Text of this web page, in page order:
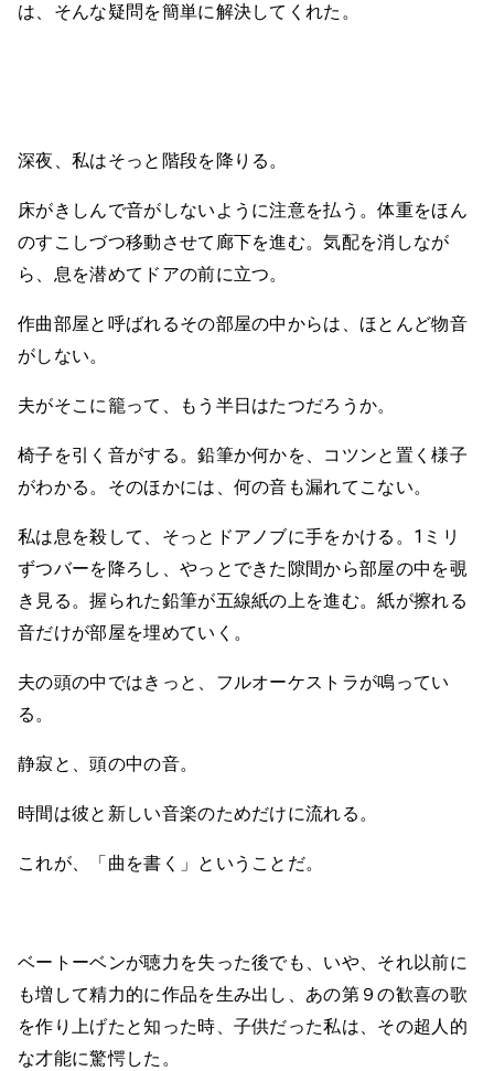
は、そんな疑問を簡単に解決してくれた。
深夜、私はそっと階段を降りる。
床がきしんで音がしないように注意を払う。体重をほん
のすこしづつ移動させて廊下を進む。気配を消しなが
ら、息を潜めてドアの前に立つ。
作曲部屋と呼ばれるその部屋の中からは、ほとんど物音
がしない。
夫がそこに籠って、もう半日はたつだろうか。
椅子を引く音がする。鉛筆か何かを、コツンと置く様子
がわかる。そのほかには、何の音も漏れてこない。
私は息を殺して、そっとドアノブに手をかける。1ミリ
ずつバーを降ろし、やっとできた隙間から部屋の中を覗
き見る。握られた鉛筆が五線紙の上を進む。紙が擦れる
音だけが部屋を埋めていく。
夫の頭の中ではきっと、フルオーケストラが鳴ってい
る。
静寂と、頭の中の音。
時間は彼と新しい音楽のためだけに流れる。
これが、「曲を書く」ということだ。
ベートーベンが聴力を失った後でも、いや、それ以前に
も増して精力的に作品を生み出し、あの第９の歓喜の歌
を作り上げたと知った時、子供だった私は、その超人的
な才能に驚愕した。